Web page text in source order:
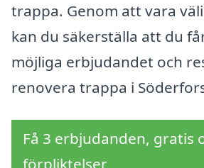
trappa. Genom att vara
kan du säkerställa att du
möjliga erbjudandet och
renovera trappa i
Få 3 erbjudanden, gratis
förpliktelser